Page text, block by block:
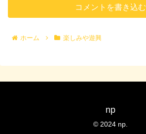
コメントを書き込む
ホーム 楽しみや遊興
np
© 2024 np.